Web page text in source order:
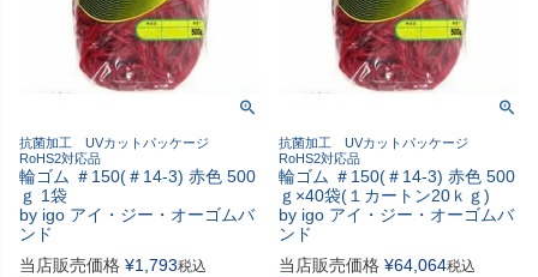
抗菌加工 UVカットパッケージ
RoHS2対応品
輪ゴム ＃150(＃14-3) 赤色 500
ｇ 1袋
by igo アイ・ジー・オーゴムバ
ンド
当店販売価格 ¥1,793税込
抗菌加工 UVカットパッケージ
RoHS2対応品
輪ゴム ＃150(＃14-3) 赤色 500
ｇ×40袋(１カートン20ｋｇ)
by igo アイ・ジー・オーゴムバ
ンド
当店販売価格 ¥64,064税込